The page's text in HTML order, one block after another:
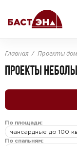
Главная Проекты
ПРОЕКТЫ
По площади:
мансардные до 100
По спальням:
Бюджет
Площадь